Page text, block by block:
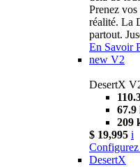
Prenez
réalité. La
partout.
En Savoir
new V2
DesertX
209
$ 19,995 i
Configurez
DesertX